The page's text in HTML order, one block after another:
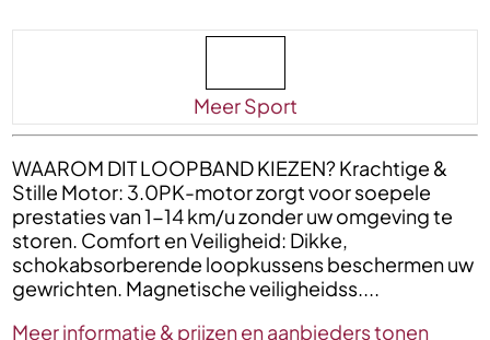
Meer Sport
WAAROM DIT LOOPBAND KIEZEN? Krachtige &
Stille Motor: 3.0PK-motor zorgt voor soepele
prestaties van 1-14 km/u zonder uw omgeving te
storen. Comfort en Veiligheid: Dikke,
schokabsorberende loopkussens beschermen uw
gewrichten. Magnetische veiligheidss....
Meer informatie & prijzen en aanbieders tonen